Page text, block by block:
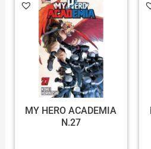
MY HERO ACADEMIA
N.27